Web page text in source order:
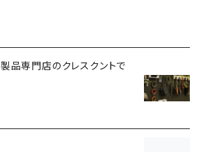
品専門店のクレスクントで